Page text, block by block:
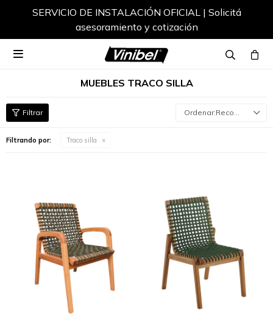
SERVICIO DE INSTALACIÓN OFICIAL | Solicitá
asesoramiento y cotización

MUEBLES TRACO SILLA
Recomendados
Filtrando por: Traco silla